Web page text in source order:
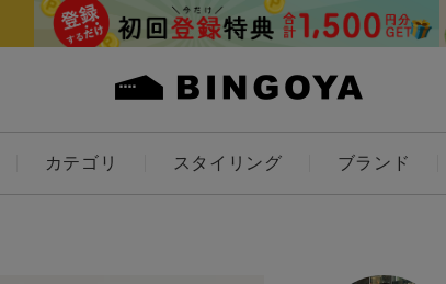
カテゴリ スタイリング ブランド